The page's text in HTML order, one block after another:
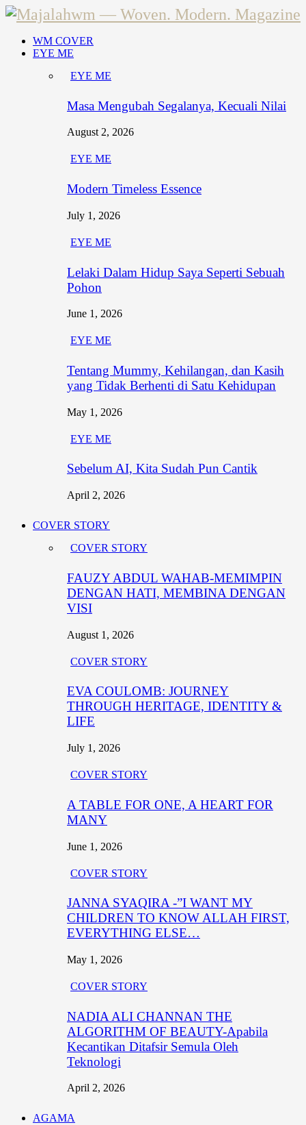
WM COVER
EYE ME
EYE ME
Masa Mengubah Segalanya, Kecuali Nilai
August 2, 2026
EYE ME
Modern Timeless Essence
July 1, 2026
EYE ME
Lelaki Dalam Hidup Saya Seperti Sebuah
Pohon
June 1, 2026
EYE ME
Tentang Mummy, Kehilangan, dan Kasih
yang Tidak Berhenti di Satu Kehidupan
May 1, 2026
EYE ME
Sebelum AI, Kita Sudah Pun Cantik
April 2, 2026
COVER STORY
COVER STORY
FAUZY ABDUL WAHAB-MEMIMPIN
DENGAN HATI, MEMBINA DENGAN
VISI
August 1, 2026
COVER STORY
EVA COULOMB: JOURNEY
THROUGH HERITAGE, IDENTITY &
LIFE
July 1, 2026
COVER STORY
A TABLE FOR ONE, A HEART FOR
MANY
June 1, 2026
COVER STORY
JANNA SYAQIRA -”I WANT MY
CHILDREN TO KNOW ALLAH FIRST,
EVERYTHING ELSE…
May 1, 2026
COVER STORY
NADIA ALI CHANNAN THE
ALGORITHM OF BEAUTY-Apabila
Kecantikan Ditafsir Semula Oleh
Teknologi
April 2, 2026
AGAMA